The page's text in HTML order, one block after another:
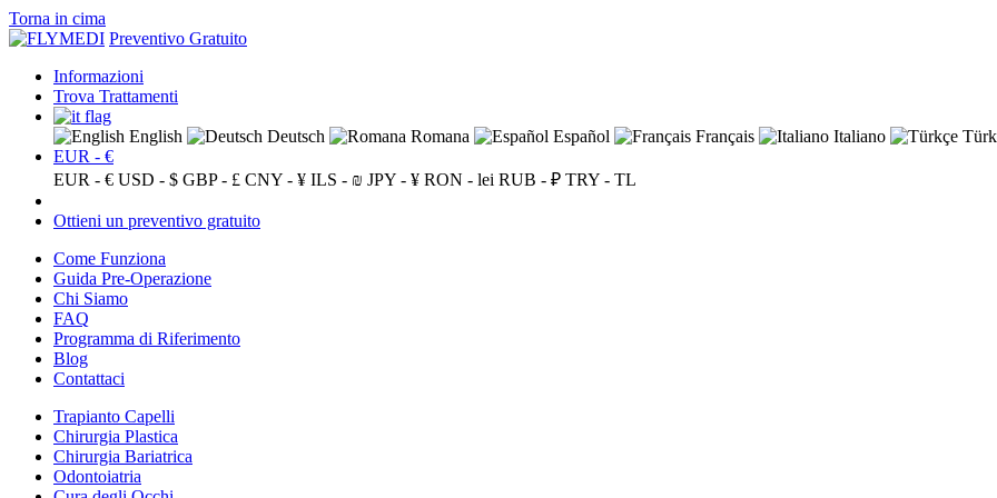
Torna in cima
Preventivo Gratuito
Informazioni
Trova Trattamenti
English Deutsch Romana Español Français Italiano
EUR - €
EUR - € USD - $ GBP - £ CNY - ¥ ILS - ₪ JPY - ¥ RON - lei RUB - ₽ TRY - TL
Ottieni un preventivo gratuito
Come Funziona
Guida Pre-Operazione
Chi Siamo
FAQ
Programma di Riferimento
Blog
Contattaci
Trapianto Capelli
Chirurgia Plastica
Chirurgia Bariatrica
Odontoiatria